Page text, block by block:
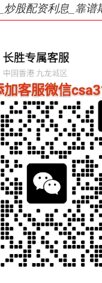
炒股配资利息_靠谱